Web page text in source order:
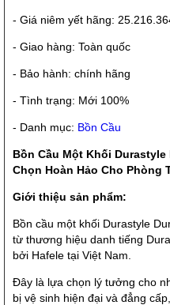
- Giá niêm yết hãng:
- Giao hàng: Toàn quốc
- Bảo hành: chính hãng
- Tình trạng: Mới 100%
- Danh mục: Bồn Cầu
Bồn Cầu Một Khối
Chọn Hoàn Hảo Cho Phòng
Giới thiệu sản phẩm:
Bồn cầu một khối Durastyle
từ thương hiệu danh tiếng
bởi Hafele tại Việt Nam.
Đây là lựa chọn lý tưởng cho
bị vệ sinh hiện đại và đẳng